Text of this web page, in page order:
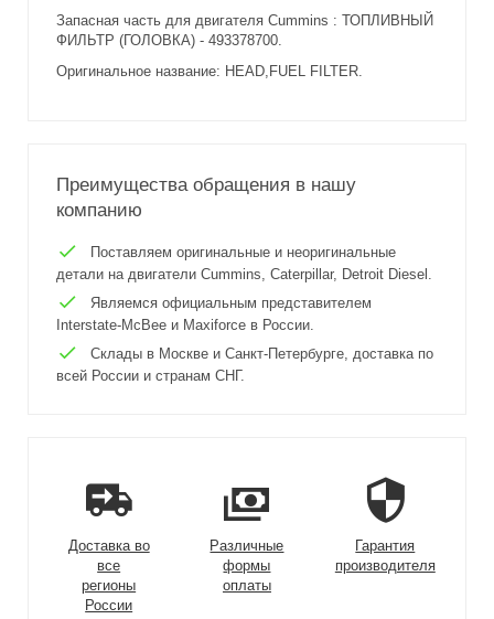
Запасная часть для двигателя Cummins : ТОПЛИВНЫЙ
ФИЛЬТР (ГОЛОВКА) - 493378700.
Оригинальное название: HEAD,FUEL FILTER.
Преимущества обращения в нашу
компанию
Поставляем оригинальные и неоригинальные
детали на двигатели Cummins, Caterpillar, Detroit Diesel.
Являемся официальным представителем
Interstate-McBee и Maxiforce в России.
Склады в Москве и Санкт-Петербурге, доставка по
всей России и странам СНГ.
Доставка во
все
регионы
России
Различные
формы
оплаты
Гарантия
производителя